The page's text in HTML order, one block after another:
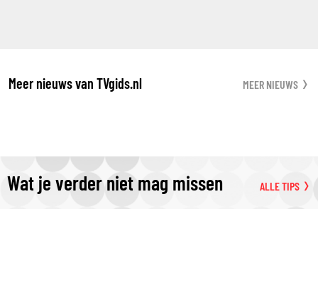
Meer nieuws van TVgids.nl MEER NIEUWS
Wat je verder niet mag missen ALLE TIPS